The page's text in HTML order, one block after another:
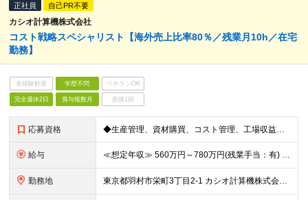
正社員 自己PR不要
カシオ計算機株式会社
コスト戦略スペシャリスト【海外売上比率80％／残業月10h／在宅
勤務】
未経験歓迎 学歴不問 ベテランOK
完全週休2日 賞与複数月 面接1回
応募資格 ◆生産管理、資材購買、コスト管理、工場収益管理など、いずれかの生産活動業務に従事した経験がある方 ◆コスト削減施策の企画・推進を主導した実績がある方
給与 ≪想定年収≫ 560万円～780万円(残業手当：有) ※待遇はスキル、経験に応じて個別に決定致します。 ※基本給＋賞与（年2回）、別途残業代、諸手当を支給（残業代は1分単位で支給いたします） ※試用期
勤務地 東京都羽村市栄町3丁目2-1 カシオ計算機株式会社 羽村技術センター ※転勤は当面ありません。 ※在宅勤務あり ※(変更の範囲)会社の定める勤務地